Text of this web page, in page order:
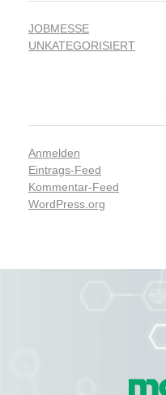
JOBMESSE
UNKATEGORISIERT
Anmelden
Eintrags-Feed
Kommentar-Feed
WordPress.org